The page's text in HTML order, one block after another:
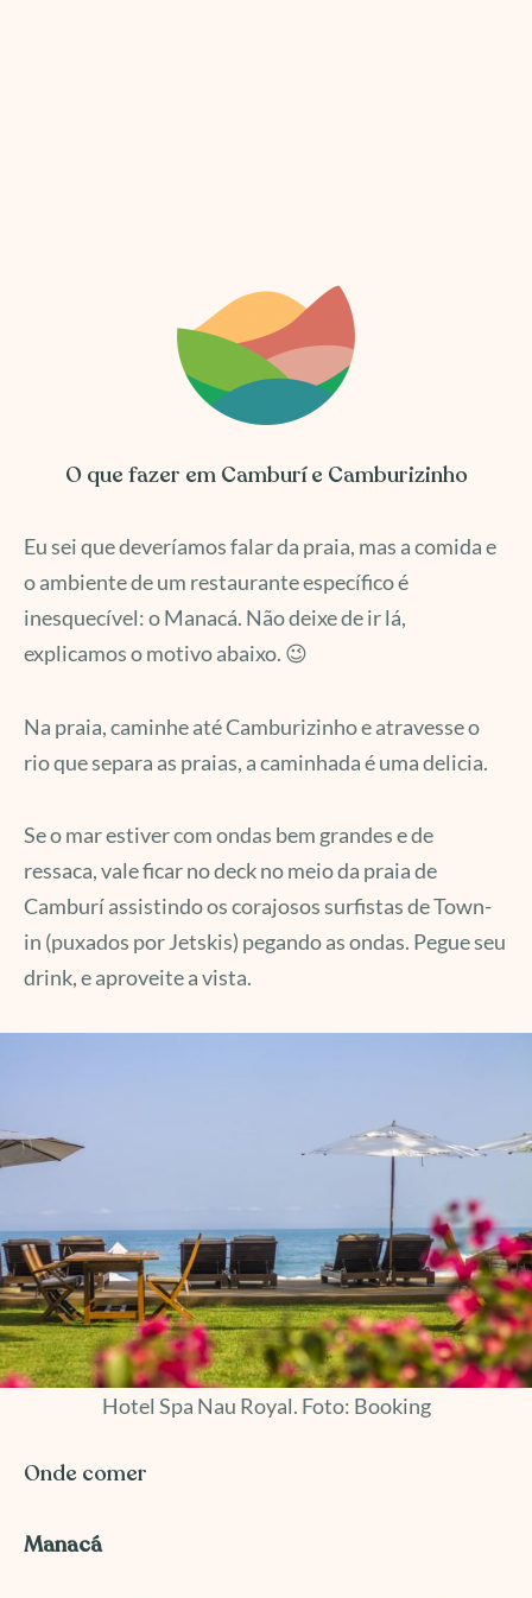
O que fazer em Camburí e Camburizinho
Eu sei que deveríamos falar da praia, mas a comida e
o ambiente de um restaurante específico é
inesquecível: o Manacá. Não deixe de ir lá,
explicamos o motivo abaixo. 😉
Na praia, caminhe até Camburizinho e atravesse o
rio que separa as praias, a caminhada é uma delicia.
Se o mar estiver com ondas bem grandes e de
ressaca, vale ficar no deck no meio da praia de
Camburí assistindo os corajosos surfistas de Town-
in (puxados por Jetskis) pegando as ondas. Pegue seu
drink, e aproveite a vista.
Hotel Spa Nau Royal. Foto: Booking
Onde comer
Manacá